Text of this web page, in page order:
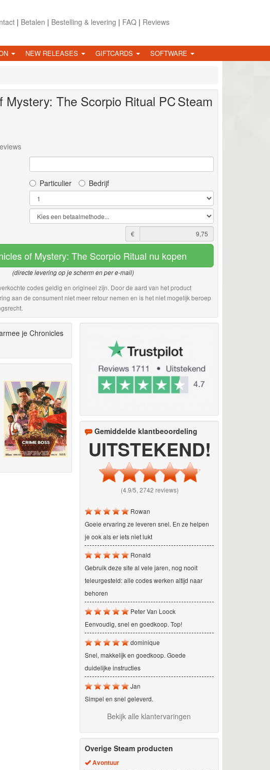
| Betalen | Bestelling & levering | FAQ| Reviews
NEW RELEASES GIFTCARDS SOFTWARE
Mystery: The Scorpio Ritual PCSteam
Particulier
Bedrijf
€
of Mystery: The Scorpio Ritual nu kopen
(directe levering op je scherm en per e-mail)
codes geldig en origineel zijn. Door de aard van het product
aan de consument niet meer retour nemen en is het niet mogelijk beroep
je Chronicles
Gemiddelde klantbeoordeling
UITSTEKEND!
(4.9/5, 2742 reviews)
Rowan
Goeie ervaring ze leveren snel. En ze helpen
je ook als er iets niet lukt
Ronald
Gebruik deze site al vele jaren, nog nooit
teleurgesteld: alle codes werken altijd naar
behoren
Peter Van Loock
Eenvoudig, snel en goedkoop. Top!
dominique
Snel, makkelijk en goedkoop. Goede
duidelijke instructies
Jan
Simpel en snel geleverd.
Bekijk alle klantervaringen
Overige Steam producten
Avontuur